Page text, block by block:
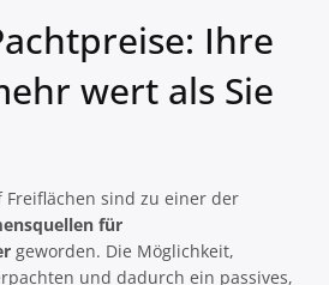
Ihre
wert als Sie
Freiflächen sind zu einer der
für
geworden. Die Möglichkeit,
und dadurch ein passives,